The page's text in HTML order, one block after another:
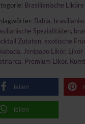
Brasilianische
Bahia,
Spezialitäten,
Zutaten, exotische
, Jenipapo Likör, Likör
, Premium Likör,
teilen
teilen